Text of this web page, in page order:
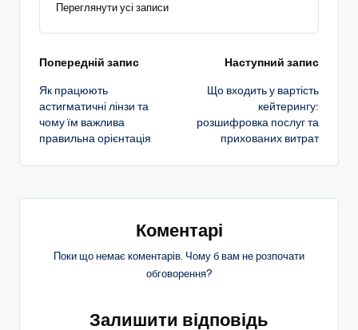
Переглянути усі записи
Навігація
по
запису
Попередній запис
Як працюють
астигматичні лінзи та
чому їм важлива
правильна орієнтація
Наступний запис
Що входить у вартість
кейтерингу:
розшифровка послуг та
прихованих витрат
Коментарі
Поки що немає коментарів. Чому б вам не розпочати
обговорення?
Залишити відповідь